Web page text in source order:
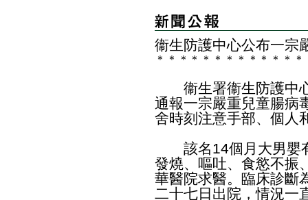
衞生防護中心公布一宗
＊ ＊ ＊ ＊ ＊ ＊ ＊ ＊ ＊ ＊ ＊ ＊ ＊
衞生署衞生防護中心
通報一宗嚴重兒童腸病
舍時刻注意手部、個人
該名14個月大男嬰
發燒、嘔吐、食慾不振
華醫院求醫。臨床診斷
二十七日出院，情況一